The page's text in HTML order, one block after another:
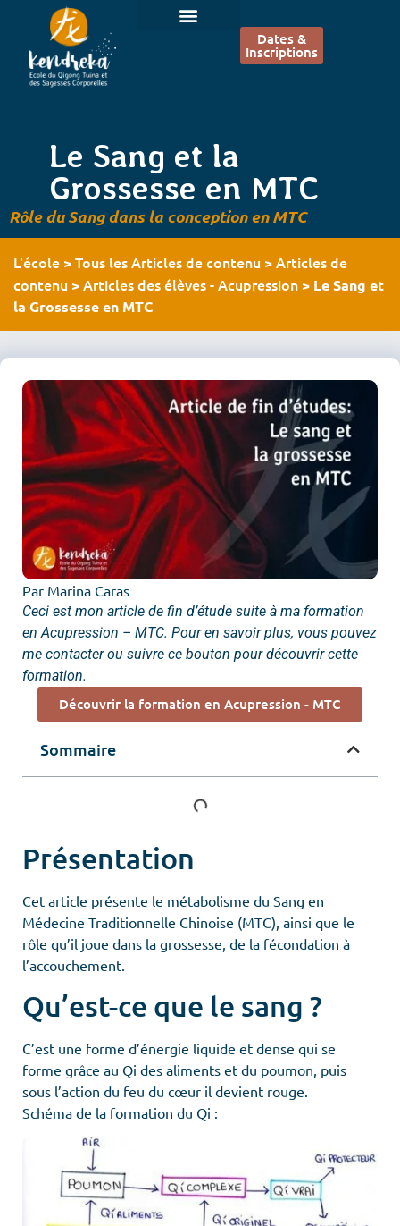
Dates &
Inscriptions
Le Sang et la
Grossesse en MTC
Rôle du Sang dans la conception en MTC
L'école >Tous les Articles de contenu >Articles de
contenu >Articles des élèves - Acupression > Le Sang et
la Grossesse en MTC
Par Marina Caras
Ceci est mon article de fin d’étude suite à ma formation
en Acupression – MTC. Pour en savoir plus, vous pouvez
me contacter ou suivre ce bouton pour découvrir cette
formation.
Découvrir la formation en Acupression - MTC
Sommaire
Présentation
Cet article présente le métabolisme du Sang en
Médecine Traditionnelle Chinoise (MTC), ainsi que le
rôle qu’il joue dans la grossesse, de la fécondation à
l’accouchement.
Qu’est-ce que le sang ?
C’est une forme d’énergie liquide et dense qui se
forme grâce au Qi des aliments et du poumon, puis
sous l’action du feu du cœur il devient rouge.
Schéma de la formation du Qi :